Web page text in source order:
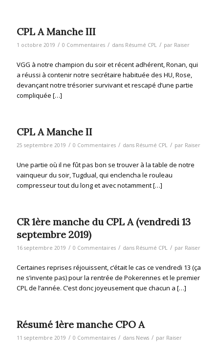
CPL A Manche III
1 octobre 2019 / 0 Commentaires / dans Résumé CPL / par Raiser
VGG à notre champion du soir et récent adhérent, Ronan, qui
a réussi à contenir notre secrétaire habituée des HU, Rose,
devançant notre trésorier survivant et rescapé d’une partie
compliquée […]
CPL A Manche II
25 septembre 2019 / 0 Commentaires / dans Résumé CPL / par Raiser
Une partie où il ne fût pas bon se trouver à la table de notre
vainqueur du soir, Tugdual, qui enclencha le rouleau
compresseur tout du long et avec notamment […]
CR 1ère manche du CPL A (vendredi 13
septembre 2019)
16 septembre 2019 / 0 Commentaires / dans Résumé CPL / par Raiser
Certaines reprises réjouissent, c’était le cas ce vendredi 13 (ça
ne s’invente pas) pour la rentrée de Pokerennes et le premier
CPL de l’année. C’est donc joyeusement que chacun a […]
Résumé 1ère manche CPO A
11 septembre 2019 / 0 Commentaires / dans News / par Raiser